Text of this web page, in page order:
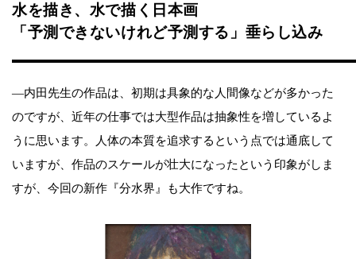
水を描き、水で描く日本画
「予測できないけれど予測する」垂らし込み
―内田先生の作品は、初期は具象的な人間像などが多かった
のですが、近年の仕事では大型作品は抽象性を増しているよ
うに思います。人体の本質を追求するという点では通底して
いますが、作品のスケールが壮大になったという印象がしま
すが、今回の新作『分水界』も大作ですね。